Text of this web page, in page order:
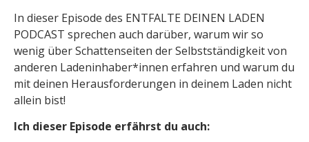
In dieser Episode des ENTFALTE DEINEN LADEN
PODCAST sprechen auch darüber, warum wir so
wenig über Schattenseiten der Selbstständigkeit von
anderen Ladeninhaber*innen erfahren und warum du
mit deinen Herausforderungen in deinem Laden nicht
allein bist!
Ich dieser Episode erfährst du auch: